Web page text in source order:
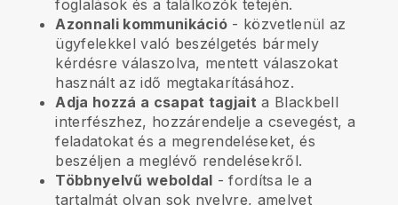
foglalások és a találkozók tetején.
Azonnali kommunikáció - közvetlenül az
ügyfelekkel való beszélgetés bármely
kérdésre válaszolva, mentett válaszokat
használt az idő megtakarításához.
Adja hozzá a csapat tagjait a Blackbell
interfészhez, hozzárendelje a csevegést, a
feladatokat és a megrendeléseket, és
beszéljen a meglévő rendelésekről.
Többnyelvű weboldal - fordítsa le a
tartalmát olyan sok nyelvre, amelyet